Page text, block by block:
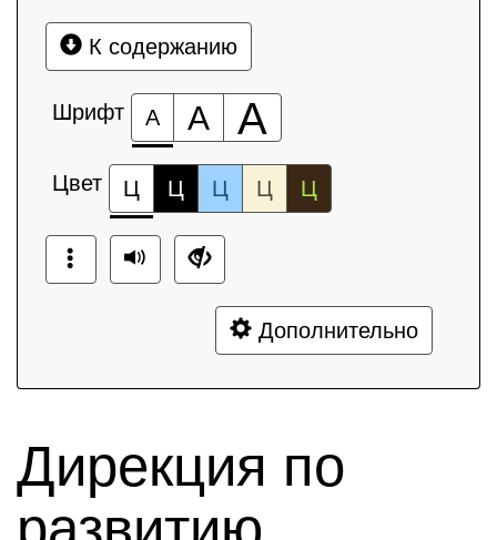
К содержанию
Шрифт А А А
Цвет Ц Ц Ц Ц Ц
Дополнительно
Дирекция по